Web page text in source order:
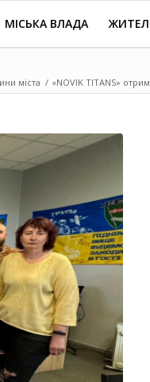
МІСЬКА ВЛАДА
міста / «NOVIK TITANS»